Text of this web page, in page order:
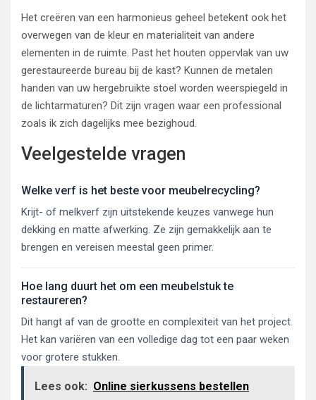
Het creëren van een harmonieus geheel betekent ook het
overwegen van de kleur en materialiteit van andere
elementen in de ruimte. Past het houten oppervlak van uw
gerestaureerde bureau bij de kast? Kunnen de metalen
handen van uw hergebruikte stoel worden weerspiegeld in
de lichtarmaturen? Dit zijn vragen waar een professional
zoals ik zich dagelijks mee bezighoud.
Veelgestelde vragen
Welke verf is het beste voor meubelrecycling?
Krijt- of melkverf zijn uitstekende keuzes vanwege hun
dekking en matte afwerking. Ze zijn gemakkelijk aan te
brengen en vereisen meestal geen primer.
Hoe lang duurt het om een meubelstuk te
restaureren?
Dit hangt af van de grootte en complexiteit van het project.
Het kan variëren van een volledige dag tot een paar weken
voor grotere stukken.
Lees ook: Online sierkussens bestellen